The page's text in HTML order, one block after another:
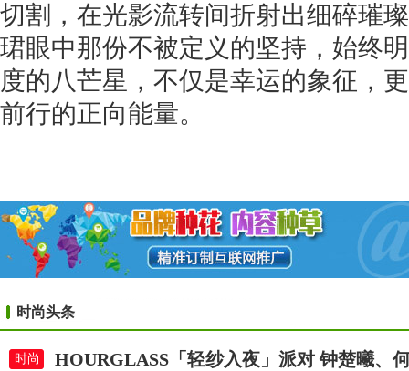
切割，在光影流转间折射出细碎璀
珺眼中那份不被定义的坚持，始终
度的八芒星，不仅是幸运的象征，
前行的正向能量。
时尚头条
时尚 HOURGLASS「轻纱入夜」派对 钟楚曦、